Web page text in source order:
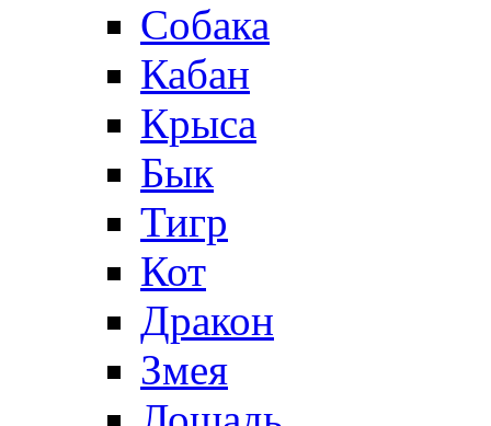
Собака
Кабан
Крыса
Бык
Тигр
Кот
Дракон
Змея